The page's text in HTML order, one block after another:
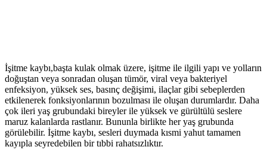
İşitme kaybı,başta kulak olmak üzere, işitme ile ilgili yapı ve yolların
doğuştan veya sonradan oluşan tümör, viral veya bakteriyel
enfeksiyon, yüksek ses, basınç değişimi, ilaçlar gibi sebeplerden
etkilenerek fonksiyonlarının bozulması ile oluşan durumlardır. Daha
çok ileri yaş grubundaki bireyler ile yüksek ve gürültülü seslere
maruz kalanlarda rastlanır. Bununla birlikte her yaş grubunda
görülebilir. İşitme kaybı, sesleri duymada kısmi yahut tamamen
kayıpla seyredebilen bir tıbbi rahatsızlıktır.